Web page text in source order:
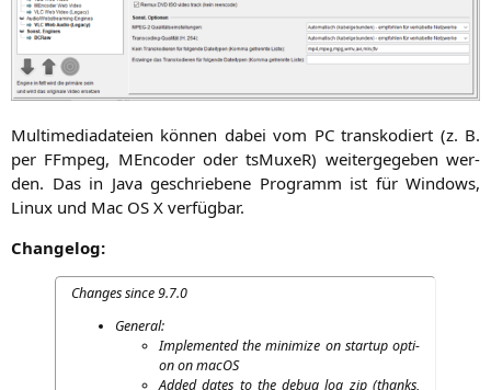
Mul­ti­me­dia­da­tei­en kön­nen dabei vom PCtrans­ko­diert (z. B.
per FFmpeg, MEn­co­der oder tsMu­xeR) wei­ter­ge­ge­ben wer­
den. Das in Java geschrie­be­ne Pro­gramm ist für Win­dows,
Linux und Mac OS X verfügbar.
Chan­ge­log:
Chan­ges sin­ce 9.7.0
Gene­ral:
Imple­men­ted the mini­mi­ze on start­up opti­
on on macOS
Added dates to the debug log zip (thanks,